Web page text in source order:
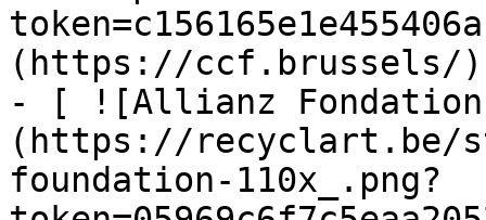
(https://ccf.brussels/)
- [ ![Allianz
(https://recyclart.be/
foundation-110x_.png?